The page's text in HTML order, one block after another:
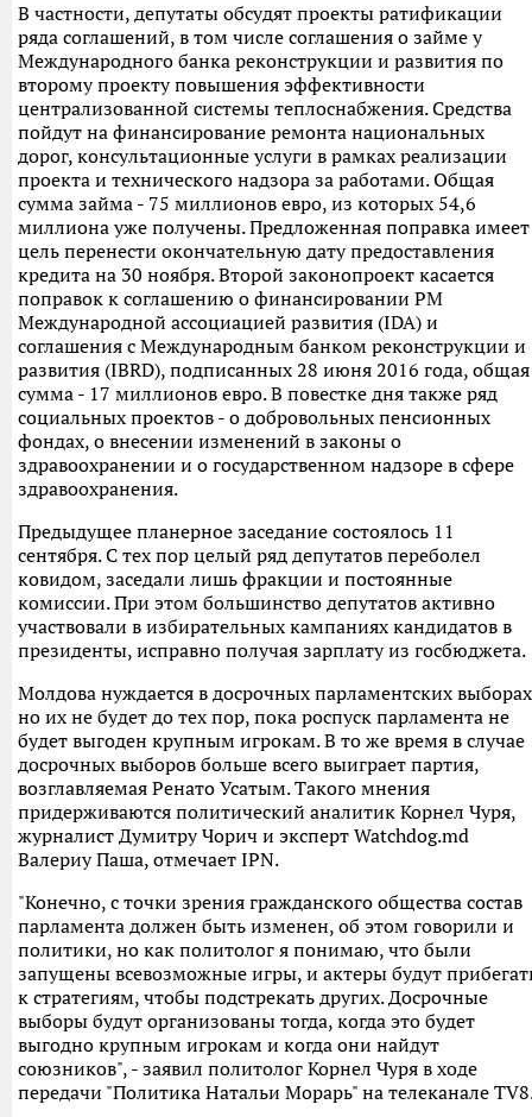
В частности, депутаты обсудят проекты ратификации
ряда соглашений, в том числе соглашения о займе у
Международного банка реконструкции и развития по
второму проекту повышения эффективности
централизованной системы теплоснабжения. Средства
пойдут на финансирование ремонта национальных
дорог, консультационные услуги в рамках реализации
проекта и технического надзора за работами. Общая
сумма займа - 75 миллионов евро, из которых 54,6
миллиона уже получены. Предложенная поправка имеет
цель перенести окончательную дату предоставления
кредита на 30 ноября. Второй законопроект касается
поправок к соглашению о финансировании РМ
Международной ассоциацией развития (IDA) и
соглашения c Международным банком реконструкции и
развития (IBRD), подписанных 28 июня 2016 года, общая
сумма - 17 миллионов евро. В повестке дня также ряд
социальных проектов - о добровольных пенсионных
фондах, о внесении изменений в законы о
здравоохранении и о государственном надзоре в сфере
здравоохранения.
Предыдущее планерное заседание состоялось 11
сентября. С тех пор целый ряд депутатов переболел
ковидом, заседали лишь фракции и постоянные
комиссии. При этом большинство депутатов активно
участвовали в избирательных кампаниях кандидатов в
президенты, исправно получая зарплату из госбюджета.
Молдова нуждается в досрочных парламентских
но их не будет до тех пор, пока роспуск парламента не
будет выгоден крупным игрокам. В то же время в случае
досрочных выборов больше всего выиграет партия,
возглавляемая Ренато Усатым. Такого мнения
придерживаются политический аналитик Корнел Чуря,
журналист Думитру Чорич и эксперт Watchdog.md
Валериу Паша, отмечает IPN.
"Конечно, с точки зрения гражданского общества состав
парламента должен быть изменен, об этом говорили и
политики, но как политолог я понимаю, что были
запущены всевозможные игры, и актеры будут
к стратегиям, чтобы подстрекать других. Досрочные
выборы будут организованы тогда, когда это будет
выгодно крупным игрокам и когда они найдут
союзников", - заявил политолог Корнел Чуря в ходе
передачи "Политика Натальи Морарь" на телеканале